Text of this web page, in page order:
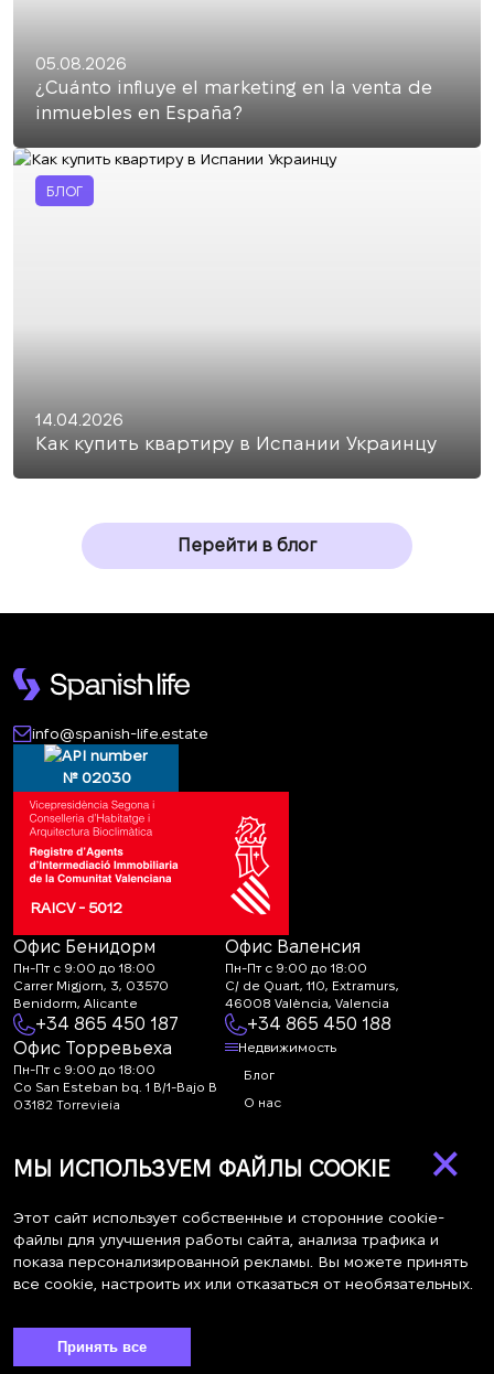
05.08.2026
¿Cuánto influye el marketing en la venta de
inmuebles en España?
БЛОГ
14.04.2026
Как купить квартиру в Испании Украинцу
Перейти в блог
info@spanish-life.estate
№ 02030
RAICV - 5012
Офис Бенидорм
Пн-Пт с 9:00 до 18:00
Carrer Migjorn, 3, 03570
Benidorm, Alicante
+34 865 450 187
Офис Валенсия
Пн-Пт с 9:00 до 18:00
C/ de Quart, 110, Extramurs,
46008 València, Valencia
+34 865 450 188
Офис Торревьеха
Пн-Пт с 9:00 до 18:00
Co San Esteban bq. 1 B/1-Bajo B
03182 Torrevieja
life.estate
Недвижимость
Блог
О нас
Контакты
Подпишитесь на наши новости. Рассылка каждую неделю
×
МЫ ИСПОЛЬЗУЕМ ФАЙЛЫ COOKIE
Этот сайт использует собственные и сторонние cookie-
файлы для улучшения работы сайта, анализа трафика и
показа персонализированной рекламы. Вы можете принять
все cookie, настроить их или отказаться от необязательных.
Принять все